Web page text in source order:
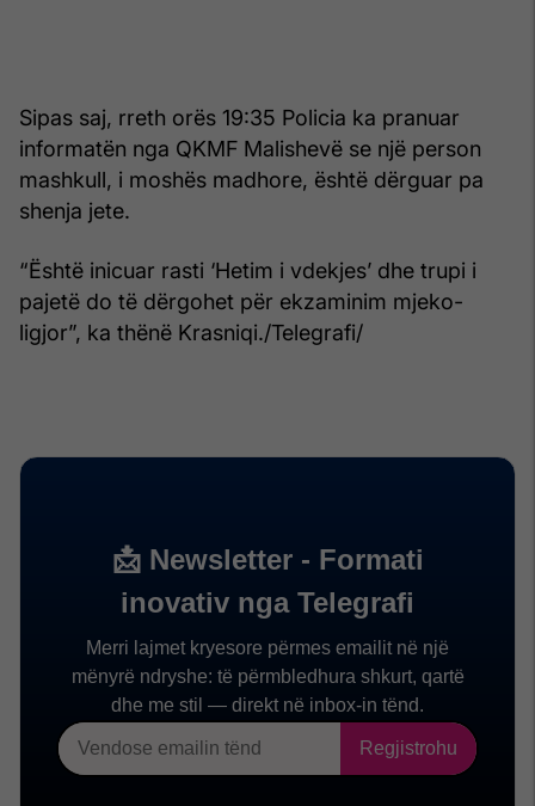
Sipas saj, rreth orës 19:35 Policia ka pranuar
informatën nga QKMF Malishevë se një person
mashkull, i moshës madhore, është dërguar pa
shenja jete.
“Është inicuar rasti ‘Hetim i vdekjes’ dhe trupi i
pajetë do të dërgohet për ekzaminim mjeko-
ligjor”, ka thënë Krasniqi./Telegrafi/